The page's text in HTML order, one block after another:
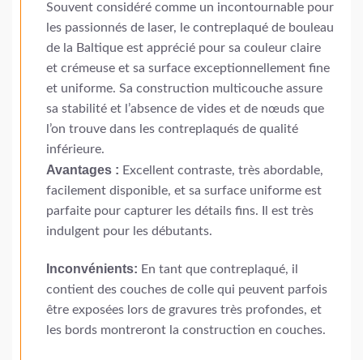
Souvent considéré comme un incontournable pour
les passionnés de laser, le contreplaqué de bouleau
de la Baltique est apprécié pour sa couleur claire
et crémeuse et sa surface exceptionnellement fine
et uniforme. Sa construction multicouche assure
sa stabilité et l’absence de vides et de nœuds que
l’on trouve dans les contreplaqués de qualité
inférieure.
Avantages : Excellent contraste, très abordable,
facilement disponible, et sa surface uniforme est
parfaite pour capturer les détails fins. Il est très
indulgent pour les débutants.
Inconvénients: En tant que contreplaqué, il
contient des couches de colle qui peuvent parfois
être exposées lors de gravures très profondes, et
les bords montreront la construction en couches.